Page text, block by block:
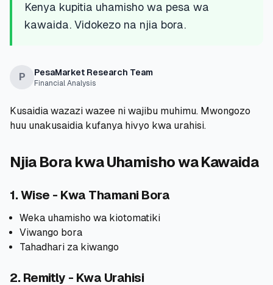
Mikopo ya Simu
🏦Akaunti za Akiba
🔐Hazina ya Mikopo
🌍 Tuma Pesa
🏦Benki
🧮Vikokotoo
Kenya kupitia uhamisho wa pesa wa
kawaida. Vidokezo na njia bora.
P PesaMarket Research Team
Financial Analysis
Kusaidia wazazi wazee ni wajibu muhimu. Mwongozo
huu unakusaidia kufanya hivyo kwa urahisi.
Njia Bora kwa Uhamisho wa Kawaida
1. Wise - Kwa Thamani Bora
Weka uhamisho wa kiotomatiki
Viwango bora
Tahadhari za kiwango
2. Remitly - Kwa Urahisi